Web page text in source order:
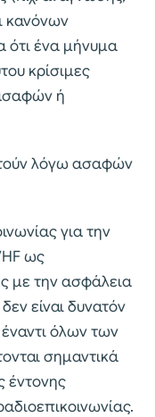
κανόνων
ότι ένα μήνυμα
κρίσιμες
ή
λόγω ασαφών
για την
ως
με την ασφάλεια
είναι δυνατόν
όλων των
σημαντικά
έντονης